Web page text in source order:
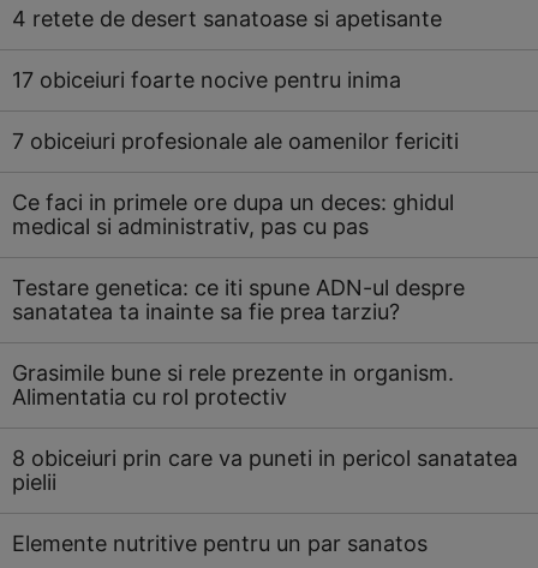
4 retete de desert sanatoase si apetisante
17 obiceiuri foarte nocive pentru inima
7 obiceiuri profesionale ale oamenilor fericiti
Ce faci in primele ore dupa un deces: ghidul
medical si administrativ, pas cu pas
Testare genetica: ce iti spune ADN-ul despre
sanatatea ta inainte sa fie prea tarziu?
Grasimile bune si rele prezente in organism.
Alimentatia cu rol protectiv
8 obiceiuri prin care va puneti in pericol sanatatea
pielii
Elemente nutritive pentru un par sanatos